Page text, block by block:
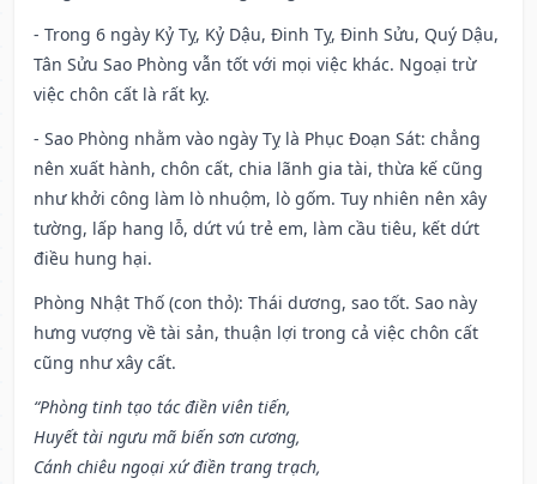
- Trong 6 ngày Kỷ Tỵ, Kỷ Dậu, Đinh Tỵ, Đinh Sửu, Quý Dậu,
Tân Sửu Sao Phòng vẫn tốt với mọi việc khác. Ngoại trừ
việc chôn cất là rất kỵ.
- Sao Phòng nhằm vào ngày Tỵ là Phục Đoạn Sát: chẳng
nên xuất hành, chôn cất, chia lãnh gia tài, thừa kế cũng
như khởi công làm lò nhuộm, lò gốm. Tuy nhiên nên xây
tường, lấp hang lỗ, dứt vú trẻ em, làm cầu tiêu, kết dứt
điều hung hại.
Phòng Nhật Thố (con thỏ): Thái dương, sao tốt. Sao này
hưng vượng về tài sản, thuận lợi trong cả việc chôn cất
cũng như xây cất.
“Phòng tinh tạo tác điền viên tiến,
Huyết tài ngưu mã biến sơn cương,
Cánh chiêu ngoại xứ điền trang trạch,